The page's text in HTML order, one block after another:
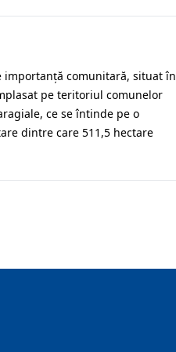
importanță comunitară, situat în
pe teritoriul comunelor
ce se întinde pe o
dintre care 511,5 hectare